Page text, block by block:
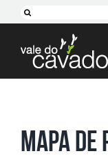
to
content
Pesquisar
Projetos
Mapa de